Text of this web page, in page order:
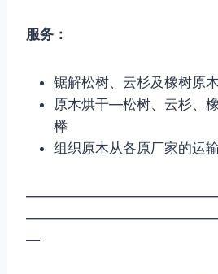
服务：
锯解松树、云杉及橡树原木
原木烘干—松树、云杉、
榉
组织原木从各原厂家的运
—